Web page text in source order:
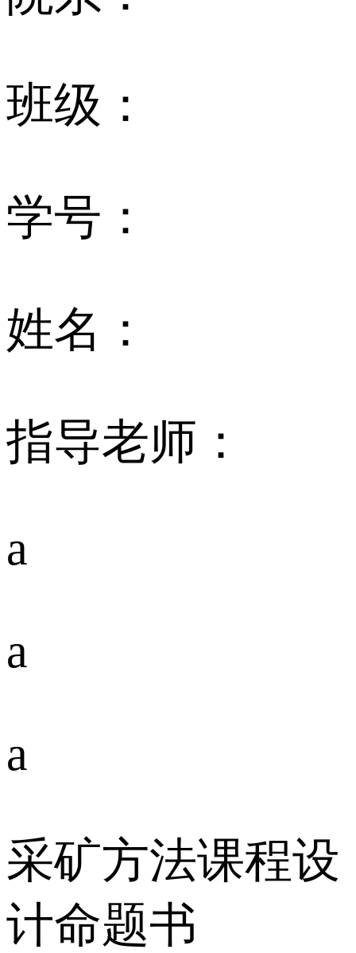
班级：
学号：
姓名：
指导老师：
a
a
a
采矿方法课程设
计命题书